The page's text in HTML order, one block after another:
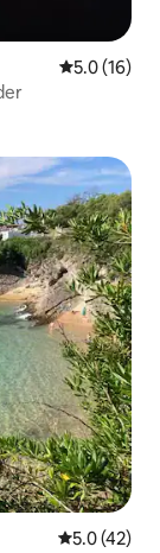
Calificación
5.0 (16)
Calificación
5.0 (42)